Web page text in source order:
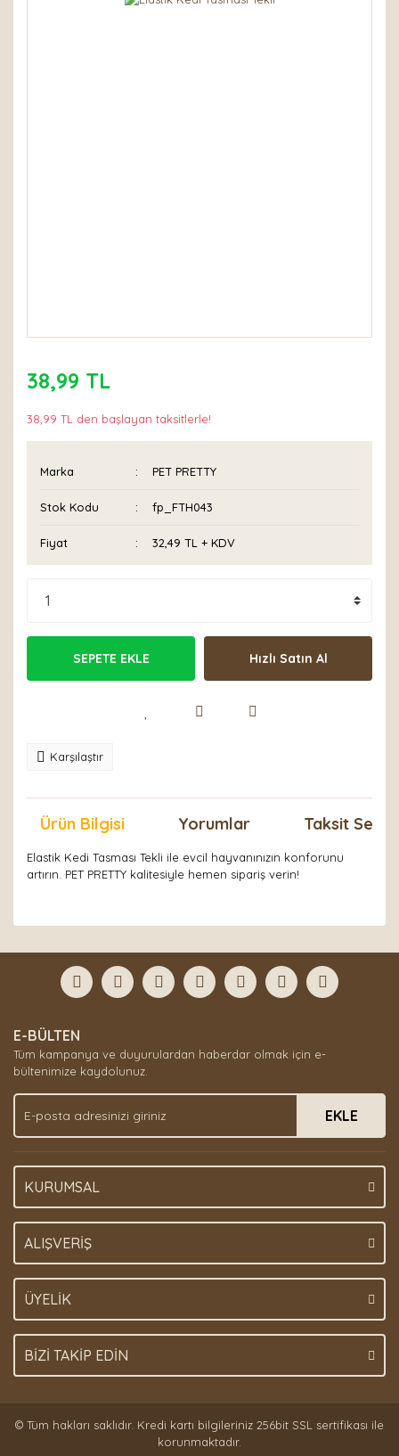
38,99 TL
38,99 TL den başlayan taksitlerle!
Marka PET PRETTY
Stok Kodu fp_FTH043
Fiyat 32,49 TL + KDV
SEPETE EKLE Hızlı Satın Al
Karşılaştır
Ürün Bilgisi Yorumlar Taksit
Elastik Kedi Tasması Tekli ile evcil hayvanınızın konforunu
artırın. PET PRETTY kalitesiyle hemen sipariş verin!
Yorum Yaz
formunu kullanarak tarafımıza iletebilirsiniz.
Görüş ve önerileriniz için teşekkür ederiz.
Ürün açıklamasında eksik bilgiler bulunuyor.
Ürün bilgilerinde hatalar bulunuyor.
Ürün fiyatı diğer sitelerden daha pahalı.
Bu ürüne benzer farklı alternatifler olmalı.
E-BÜLTEN
Tüm kampanya ve duyurulardan haberdar olmak için e-
bültenimize kaydolunuz.
EKLE
KURUMSAL
ALIŞVERİŞ
ÜYELİK
BİZİ TAKİP EDİN
© Tüm hakları saklıdır. Kredi kartı bilgileriniz 256bit SSL sertifikası ile
korunmaktadır.